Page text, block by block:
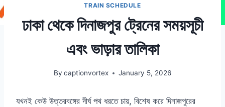
TRAIN SCHEDULE
ঢাকা থেকে দিনাজপুর ট্রেনের সময়সূচী
এবং ভাড়ার তালিকা
By captionvortex January 5, 2026
যখনই কেউ উত্তরবঙ্গের দীর্ঘ পথ ধরতে চায়, বিশেষ করে দিনাজপুরের